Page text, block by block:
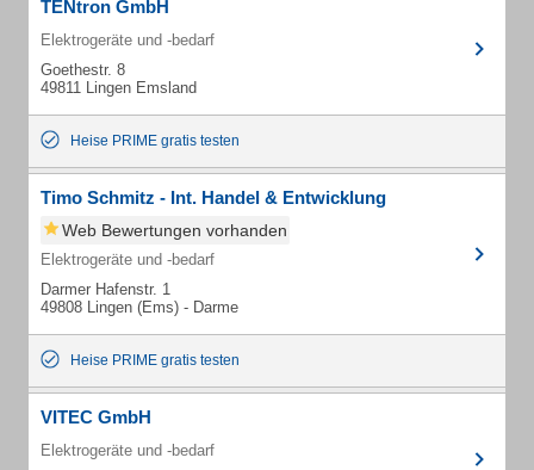
TENtron GmbH
Elektrogeräte und -bedarf
Goethestr. 8
49811 Lingen Emsland
Heise PRIME gratis testen
Timo Schmitz - Int. Handel & Entwicklung
Web Bewertungen vorhanden
Elektrogeräte und -bedarf
Darmer Hafenstr. 1
49808 Lingen (Ems) - Darme
Heise PRIME gratis testen
VITEC GmbH
Elektrogeräte und -bedarf